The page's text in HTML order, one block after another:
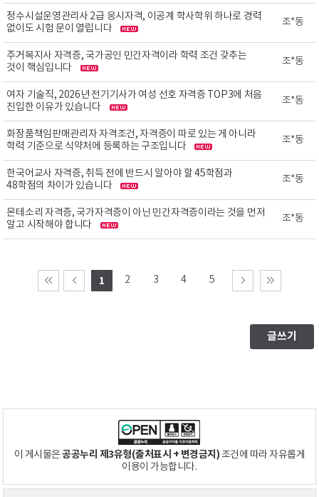
정수시설운영관리사 2급 응시자격, 이공계 학사학위 하나로 경력
없이도 시험 문이 열립니다
조*동
주거복지사 자격증, 국가공인 민간자격이라 학력 조건 갖추는
것이 핵심입니다
조*동
여자 기술직, 2026년 전기기사가 여성 선호 자격증 TOP3에 처음
진입한 이유가 있습니다
조*동
화장품책임판매관리자 자격조건, 자격증이 따로 있는 게 아니라
학력 기준으로 식약처에 등록하는 구조입니다
조*동
한국어교사 자격증, 취득 전에 반드시 알아야 할 45학점과
48학점의 차이가 있습니다
조*동
몬테소리 자격증, 국가자격증이 아닌 민간자격증이라는 것을 먼저
알고 시작해야 합니다
조*동
1 2 3 4 5
글쓰기
이 게시물은공공누리 제3유형(출처표시 + 변경금지)조건에 따라 자유롭게
이용이 가능합니다.